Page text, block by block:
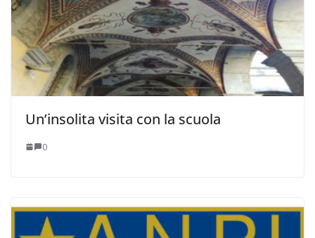
Un’insolita visita con la scuola
0